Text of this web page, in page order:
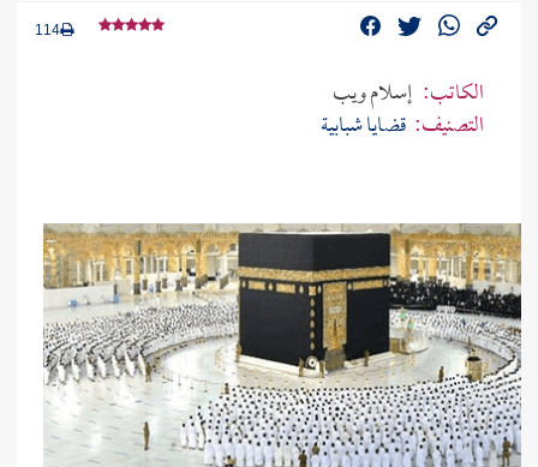
114
الكاتب: إسلام ويب
التصنيف: قضايا شبابية